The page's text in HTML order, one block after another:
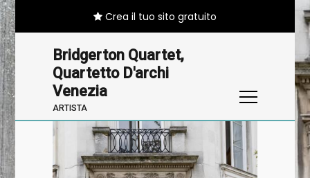
Crea il tuo sito gratuito
Bridgerton Quartet,
Quartetto D'archi
Venezia
ARTISTA